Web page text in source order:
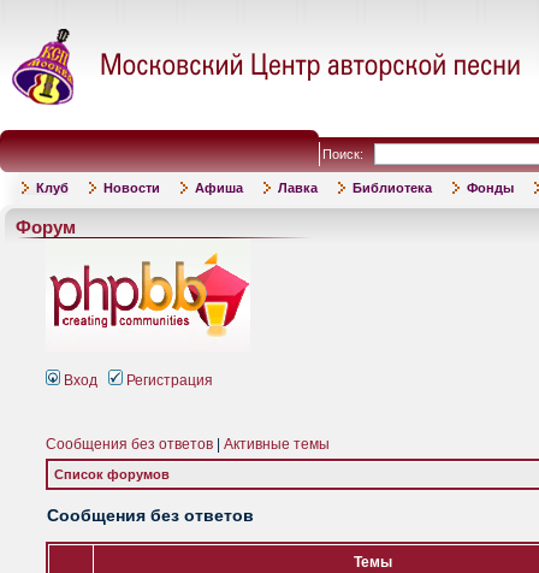
Поиск:
Клуб Новости Афиша Лавка Библиотека Фонды
Форум
Вход Регистрация
Сообщения без ответов Активные темы
Список форумов
Сообщения без ответов
Темы